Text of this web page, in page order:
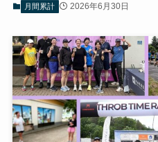
月間累計 2026年6月30日